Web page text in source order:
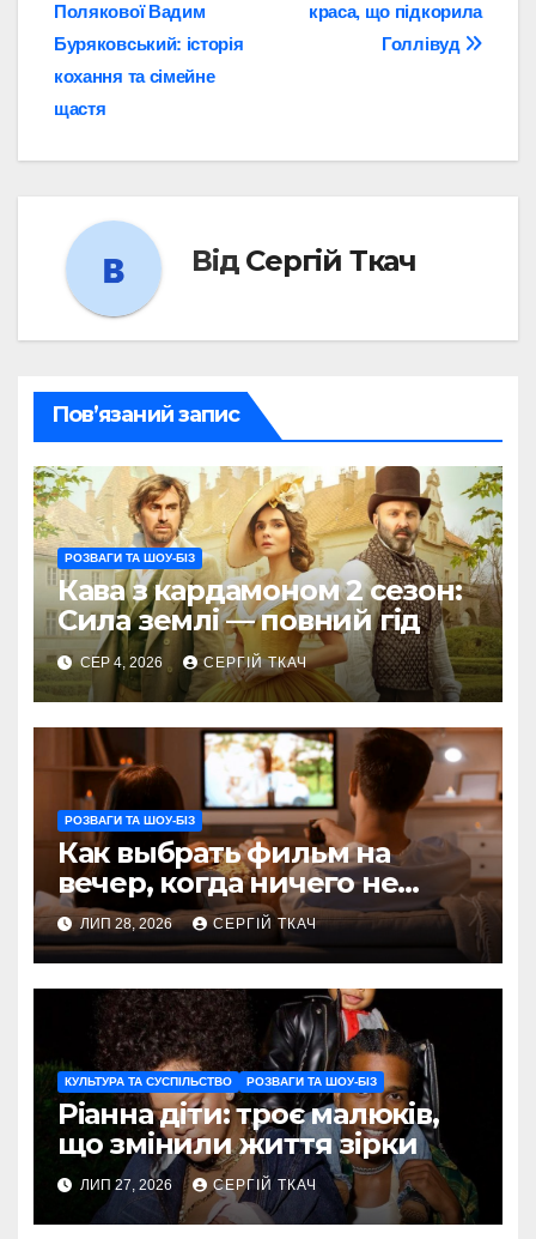
записів
краса, що підкорила
Голлівуд
Полякової Вадим
Буряковський: історія
кохання та сімейне
щастя
Від Сергій Ткач
Пов’язаний запис
РОЗВАГИ ТА ШОУ-БІЗ
Кава з кардамоном 2 сезон:
Сила землі — повний гід
СЕР 4, 2026 СЕРГІЙ ТКАЧ
РОЗВАГИ ТА ШОУ-БІЗ
Как выбрать фильм на
вечер, когда ничего не
хочется пересматривать
ЛИП 28, 2026 СЕРГІЙ ТКАЧ
КУЛЬТУРА ТА СУСПІЛЬСТВО РОЗВАГИ ТА ШОУ-БІЗ
Ріанна діти: троє малюків,
що змінили життя зірки
ЛИП 27, 2026 СЕРГІЙ ТКАЧ